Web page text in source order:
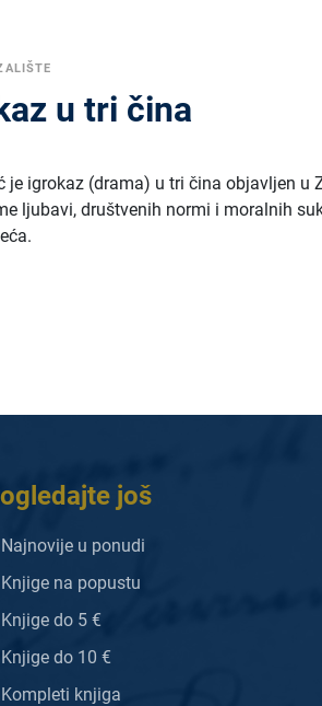
u tri čina
je igrokaz (drama) u tri čina objavljen u
ljubavi, društvenih normi i moralnih
još
Najnovije u ponudi
Knjige na popustu
Knjige do 5 €
Knjige do 10 €
Kompleti knjiga